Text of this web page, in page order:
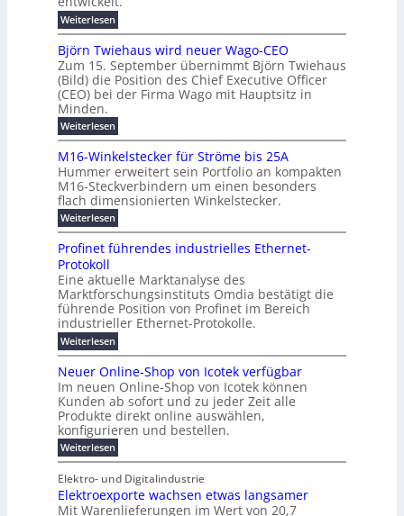
m
o
d
e
r
n
E
n
e
r
g
i
e
l
ö
u
n
g
e
n
c
h
r
u
n
s
l
a
s
t
s
c
h
a
t
l
e
i
s
t
n
n
g
e
i
m
2
6
E
u
r
o
p
e
n
E
t
h
e
r
a
t
P
l
u
g
F
e
e
i
t
e
r
t
K
a
p
a
z
i
t
ä
t
e
f
ü
d
e
e
u
r
o
ä
i
s
c
Weiterlesen:
U
m
s
a
t
z
a
c
h
s
t
u
m
v
o
n
ü
b
r
2
0
%
i
m
e
r
t
e
n
H
a
l
b
j
a
h
Björn Twiehaus wird neuer Wago-CEO
Zum 15. September übernimmt Björn Twiehaus
(Bild) die Position des Chief Executive Officer
(CEO) bei der Firma Wago mit Hauptsitz in
Minden.
Weiterlesen:
B
ö
r
n
T
w
i
h
u
s
w
r
d
n
e
u
r
W
a
g
o
-
C
E
O
M16-Winkelstecker für Ströme bis 25A
Hummer erweitert sein Portfolio an kompakten
M16-Steckverbindern um einen besonders
flach dimensionierten Winkelstecker.
Weiterlesen:
M
1
6
W
i
n
k
e
l
s
t
e
c
k
e
r
ü
S
t
r
Profinet führendes industrielles Ethernet-
Protokoll
Eine aktuelle Marktanalyse des
Marktforschungsinstituts Omdia bestätigt die
führende Position von Profinet im Bereich
industrieller Ethernet-Protokolle.
Weiterlesen:
P
r
o
i
n
e
t
f
ü
h
r
e
Neuer Online-Shop von Icotek verfügbar
Im neuen Online-Shop von Icotek können
Kunden ab sofort und zu jeder Zeit alle
Produkte direkt online auswählen,
konfigurieren und bestellen.
Weiterlesen:
N
u
e
r
Elektro- und Digitalindustrie
Elektroexporte wachsen etwas langsamer
Mit Warenlieferungen im Wert von 20,7